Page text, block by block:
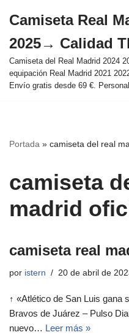
al
contenido
Camiseta Real
2025→ Calidad
Camiseta del Real Madrid 2024
equipación Real Madrid 2021
Envío gratis desde 69 €.
Portada » camiseta del real
camiseta
madrid
camiseta real
por istern 20 de abril de
↑ «Atlético de San Luis gana
Bravos de Juárez – Pulso
nuevo… Leer más »